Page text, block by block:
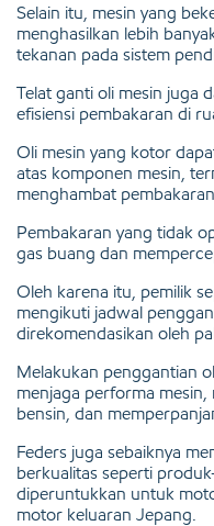
Selain itu, mesin yang
menghasilkan lebih
tekanan pada sistem
Telat ganti oli mesin juga
efisiensi pembakaran di
Oli mesin yang kotor
atas komponen mesin,
menghambat
Pembakaran yang tidak
gas buang dan
Oleh karena itu, pemilik
mengikuti jadwal
direkomendasikan oleh
Melakukan penggantian
menjaga performa
bensin, dan
Feders juga sebaiknya
berkualitas seperti
diperuntukkan untuk
motor keluaran Jepang.